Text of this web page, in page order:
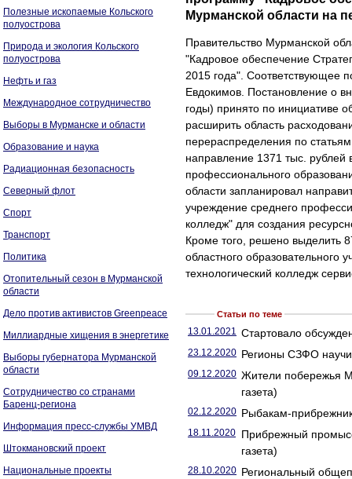
Полезные ископаемые Кольского
полуострова
Природа и экология Кольского
полуострова
Нефть и газ
Международное сотрудничество
Выборы в Мурманске и области
Образование и наука
Радиационная безопасность
Северный флот
Спорт
Транспорт
Политика
Отопительный сезон в Мурманской
области
Дело против активистов Greenpeace
Миллиардные хищения в энергетике
Выборы губернатора Мурманской
области
Сотрудничество со странами
Баренц-региона
Информация пресс-службы УМВД
Штокмановский проект
Национальные проекты
Мурманской области на
Правительство Мурманской
"Кадровое обеспечение
2015 года". Соответствующее
Евдокимов. Постановление о
годы) принято по инициативе
расширить область
перераспределения по
направление 1371 тыс. рублей
профессионального
области запланировал
учреждение среднего
колледж" для создания
Кроме того, решено выделить
областного образовательного
технологический колледж
Статьи по теме
13.01.2021 Стартовало
23.12.2020 Регионы СЗФО
09.12.2020 Жители побережья
газета)
02.12.2020 Рыбакам-
18.11.2020 Прибрежный
газета)
28.10.2020 Региональный